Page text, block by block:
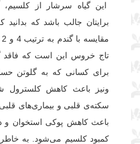
این گیاه سرشار از
برایتان جالب باشد که
تاج خروس این است که فاقد
برای کسانی که به گلوتن
ونیز
باعث کاهش کلسترول
سکته‌ی قلبی و بیماری‌های
باعث کاهش پوکی استخوان و
کمبود کلسیم می‌شود. به